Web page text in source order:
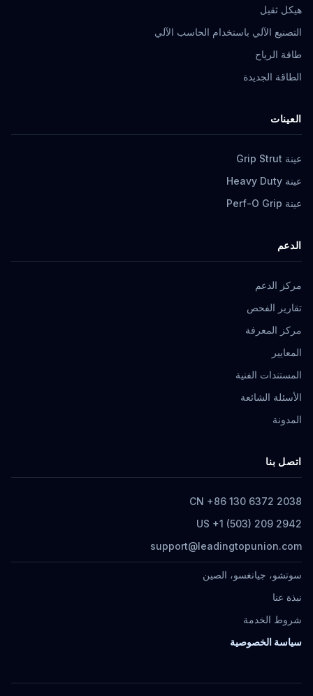
هيكل ثقيل
التصنيع الآلي باستخدام الحاسب الآلي
طاقة الرياح
الطاقة الجديدة
العينات
عينة Grip Strut
عينة Heavy Duty
عينة Perf-O Grip
الدعم
مركز الدعم
تقارير الفحص
مركز المعرفة
المعايير
المستندات الفنية
الأسئلة الشائعة
المدونة
اتصل بنا
CN +86 130 6372 2038
US +1 (503) 209 2942
support@leadingtopunion.com
سوتشو، جيانغسو، الصين
نبذة عنا
شروط الخدمة
سياسة الخصوصية